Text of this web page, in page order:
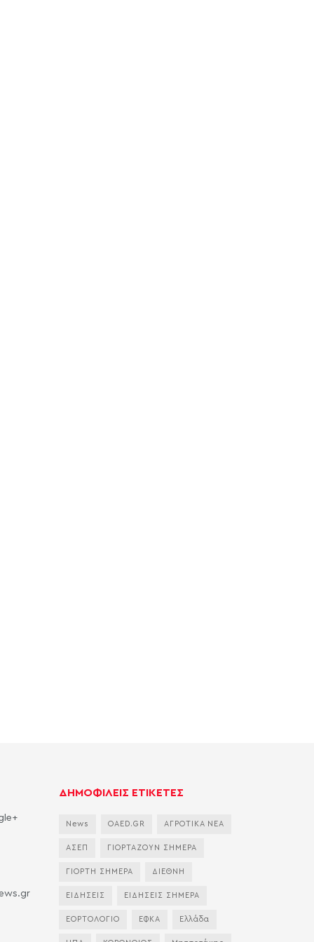
ΔΗΜΟΦΙΛΕΙΣ ΕΤΙΚΕΤΕΣ
News OAED.GR ΑΓΡΟΤΙΚΑ ΝΕΑ
ΑΣΕΠ ΓΙΟΡΤΑΖΟΥΝ ΣΗΜΕΡΑ
ΓΙΟΡΤΗ ΣΗΜΕΡΑ ΔΙΕΘΝΗ
ΕΙΔΗΣΕΙΣ ΕΙΔΗΣΕΙΣ ΣΗΜΕΡΑ
ΕΟΡΤΟΛΟΓΙΟ ΕΦΚΑ Ελλάδα